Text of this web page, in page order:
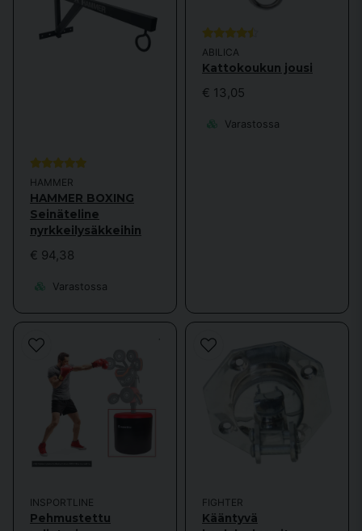
HAMMER
HAMMER BOXING
Seinäteline
nyrkkeilysäkkeihin
€ 94,38
Varastossa
ABILICA
Kattokoukun jousi
€ 13,05
Varastossa
INSPORTLINE
Pehmustettu
FIGHTER
Kääntyvä